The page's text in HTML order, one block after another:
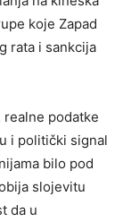
koje Zapad
rata i sankcija
podatke
i politički signal
bilo pod
slojevitu
da u